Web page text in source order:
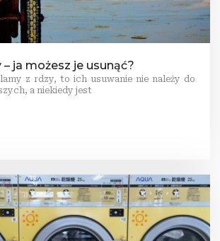
– ja możesz je usunąć?
z rdzy, to ich usuwanie nie należy do
a niekiedy jest